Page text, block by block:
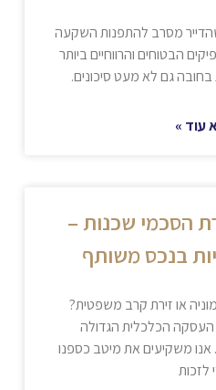
מסרב להתפנות השקעה
הבטוחים והרווחיים ביותר
גם לא מעט סיכונים.
עוד »
הסכמי שכנות –
בנכס משותף
או זירת קרב משפטית?
העסקה הכלכלית הגדולה
אנו משקיעים את מיטב כספנו
לזכות